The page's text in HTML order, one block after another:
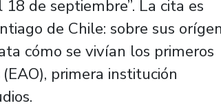
de septiembre”. La cita es
de Chile: sobre sus
cómo se vivían los primeros
primera institución